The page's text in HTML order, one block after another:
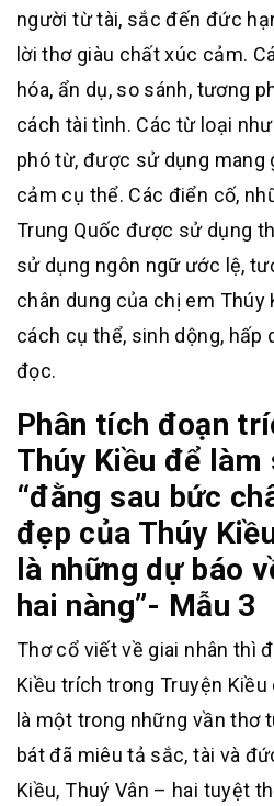
người từ tài, sắc đến đức
lời thơ giàu chất xúc cảm.
hóa, ẩn dụ, so sánh, tương
cách tài tình. Các từ loại
phó từ, được sử dụng mang
cảm cụ thể. Các điển cố,
Trung Quốc được sử dụng
sử dụng ngôn ngữ ước lệ,
chân dung của chị em Thúy
cách cụ thể, sinh dộng, hấp
đọc.
Phân tích đoạn
Thúy Kiều để làm
“đằng sau bức
đẹp của Thúy
là những dự báo
hai nàng”- Mẫu 3
Thơ cổ viết về giai nhân thì
Kiều trích trong Truyện Kiều
là một trong những vần thơ
bát đã miêu tả sắc, tài và
Kiều, Thuý Vân – hai tuyệt